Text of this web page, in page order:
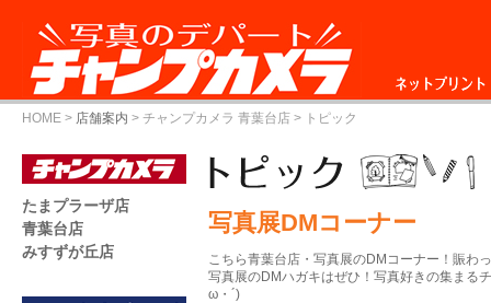
ネットプリント
HOME > 店舗案内 > チャンプカメラ 青葉台店 > トピック
写真展DMコーナー
こちら青葉台店・写真展のDMコーナー！賑わ
写真展のDMハガキはぜひ！写真好きの集まる
ω・´)
たまプラーザ店
青葉台店
みすずが丘店